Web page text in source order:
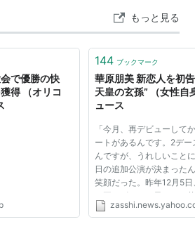
アルバム「storytelling」
大賞 最優秀新人賞
ード大賞金賞
クション尾木と契約解除。芸能
のブログで海外で生活していた
けて帰国、ボイトレなどを開始す
レ・ミゼラブル』の劇中歌である
A DREAM-」を発売。
、根気で乗り切ったと後に本人が
、1996年の『第47回NHK紅白歌
もっと見る
で優勝の快
得 （オリコ
144 ブックマーク
華原朋美 新恋人を初
天皇の玄孫” （女性
ュース
「今月、再デビューして
ートがあるんです。2デ
んですが、うれしいこと
日の追加公演が決まった
笑顔だった。昨年12月5
で再デビューを果たした
一歩一歩着実に、歌手の